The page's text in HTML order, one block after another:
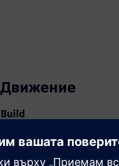
Движение
Build
Siemens Xcelerator чрез
създава ново клиентско